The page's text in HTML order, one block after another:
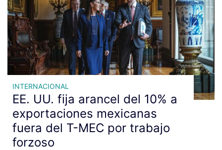
INTERNACIONAL
EE. UU. fija arancel del 10% a
exportaciones mexicanas
fuera del T-MEC por trabajo
forzoso